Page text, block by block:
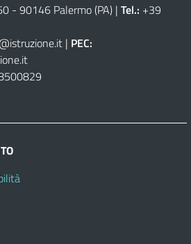
- 90146 Palermo (PA) | Tel.: +39
| PEC: